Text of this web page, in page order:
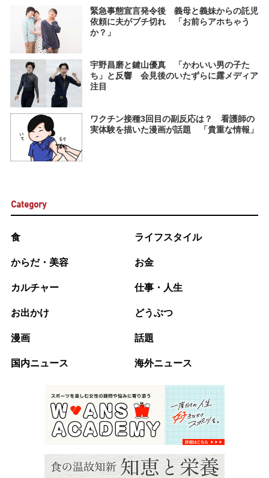
緊急事態宣言発令後 義母と義妹からの託児
依頼に夫がブチ切れ 「お前らアホちゃう
か？」
宇野昌磨と鍵山優真 「かわいい男の子た
ち」と反響 会見後のいたずらに露メディア
注目
ワクチン接種3回目の副反応は？ 看護師の
実体験を描いた漫画が話題 「貴重な情報」
Category
食 ライフスタイル
からだ・美容 お金
カルチャー 仕事・人生
お出かけ どうぶつ
漫画 話題
国内ニュース 海外ニュース